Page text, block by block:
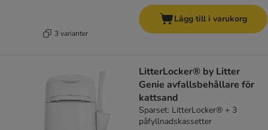
3 varianter
Lägg till i varukorg
LitterLocker® by Litter
Genie avfallsbehållare för
kattsand
Sparset: LitterLocker® + 3
påfyllnadskassetter